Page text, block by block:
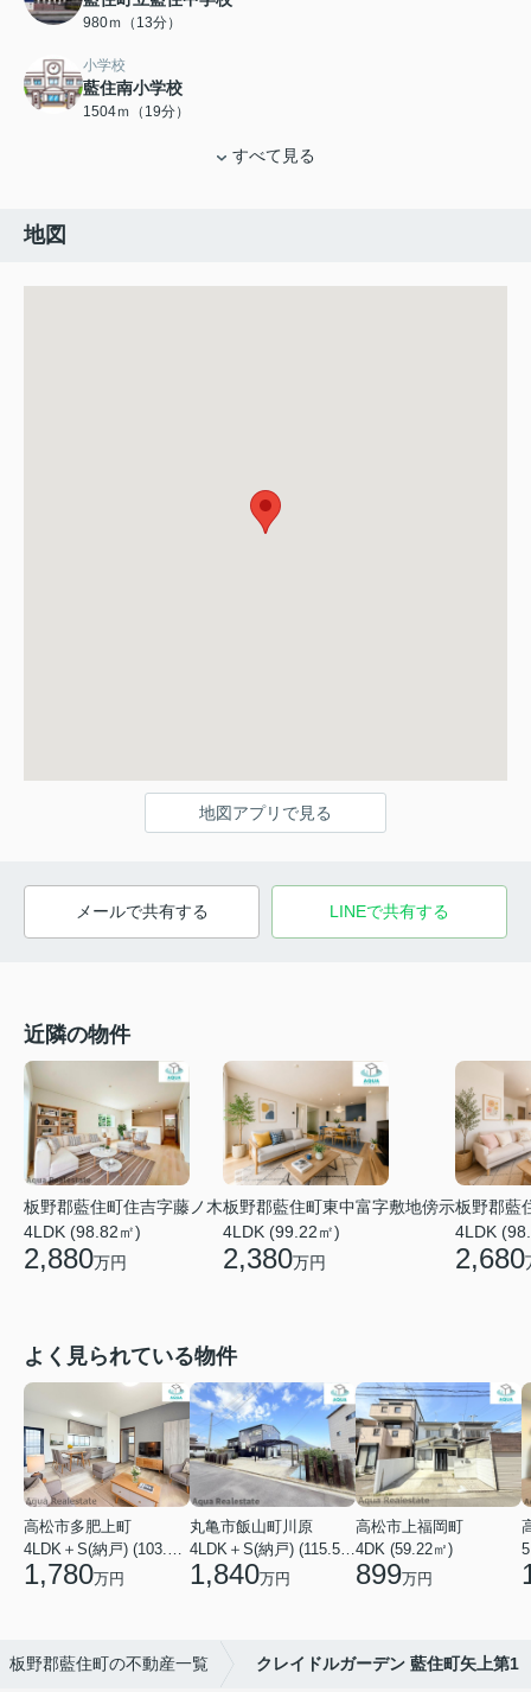
980ｍ（13分）
小学校
藍住南小学校
1504ｍ（19分）
すべて見る
地図
地図アプリで見る
メールで共有する LINEで共有する
近隣の物件
板野郡藍住町住吉字藤ノ木
4LDK (98.82㎡)
2,880万円
板野郡藍住町東中富字敷地傍示
4LDK (99.22㎡)
2,380万円
板野郡藍
4LDK
2,680
よく見られている物件
高松市多肥上町
4LDK＋S(納戸) (103.51㎡)
1,780万円
丸亀市飯山町川原
4LDK＋S(納戸) (115.52㎡)
1,840万円
高松市上福岡町
4DK (59.22㎡)
899万円
板野郡藍住町の不動産一覧 クレイドルガーデン 藍住町矢上第1